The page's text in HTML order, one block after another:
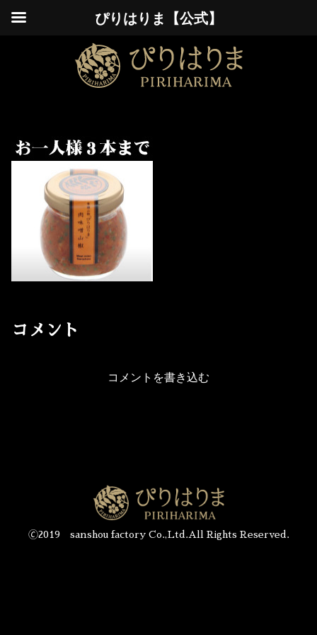
コメント
コメントを書き込む
🄫2019 sanshou factory Co.,Ltd.All Rights Reserved.
ぴりはりま【公式】